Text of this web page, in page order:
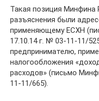
Такая позиция Минфина
разъяснения были
применяющему ЕСХН
17.10.14 г. № 03-11-11/
предпринимателю,
налогообложения
расходов» (письмо
11-11/665).